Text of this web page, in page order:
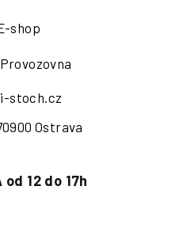
shop
stoch.cz
Ostrava
12 do 17h